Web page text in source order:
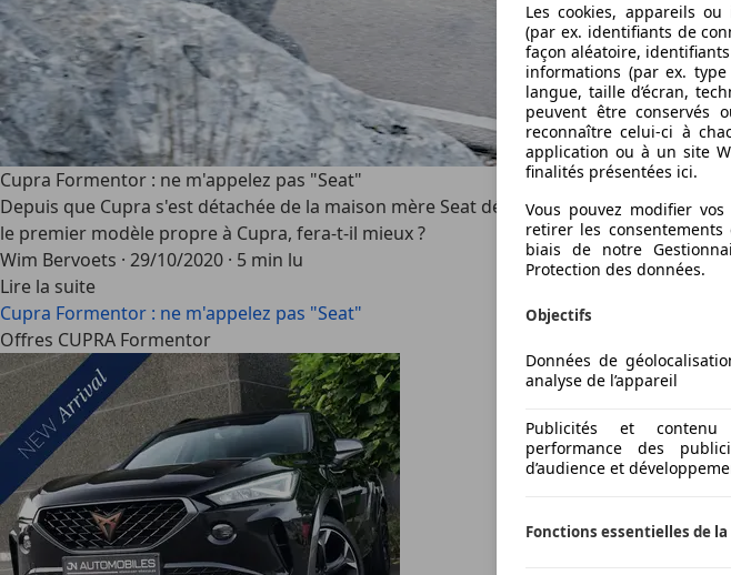
Les cookies, appareils
(par ex. identifiants de
façon aléatoire,
informations (par ex.
langue, taille d’écran,
peuvent être conservés
reconnaître celui-ci à
application ou à un site
finalités présentées ici.
Vous pouvez modifier
retirer les
biais de notre
Protection des données.
Objectifs
Données de
analyse de l’appareil
Publicités et contenu
performance des
d’audience et
Fonctions essentielles de la
Cupra Formentor : ne m'appelez pas "Seat"
Depuis que Cupra s'est détachée de la maison mère Seat début 2018, le Cupra Ateca
le premier modèle propre à Cupra, fera-t-il mieux ?
Wim Bervoets · 29/10/2020 · 5 min lu
Lire la suite
Cupra Formentor : ne m'appelez pas "Seat"
Offres CUPRA Formentor